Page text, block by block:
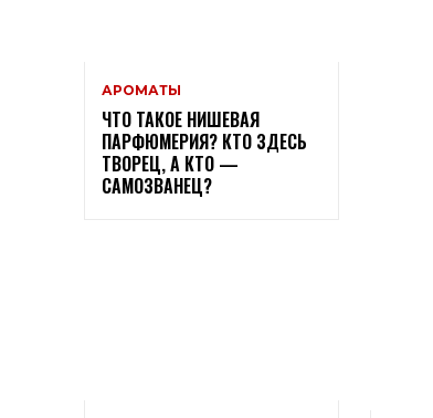
АРОМАТЫ
ЧТО ТАКОЕ НИШЕВАЯ
ПАРФЮМЕРИЯ? КТО ЗДЕСЬ
ТВОРЕЦ, А КТО —
САМОЗВАНЕЦ?